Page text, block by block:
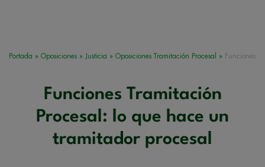
Portada » Oposiciones » Justicia » Oposiciones Tramitación Procesal » Funciones
Funciones Tramitación
Procesal: lo que hace un
tramitador procesal